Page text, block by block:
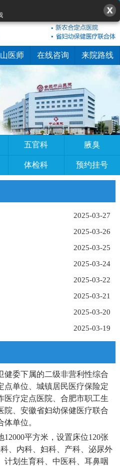
医师 在线咨询 来院路线
五官科 腋臭
体检科 预约挂号
2025-03-27
2025-03-26
2025-03-25
2025-03-24
2025-03-22
2025-03-21
2025-03-20
2025-03-19
健委下属的二级非营利性综合
点单位、城镇居民医疗保险定
医疗定点医院、合肥市职工生
院、安徽省妇幼保健医疗联合
单位。
12000平方米，设置床位120张
、内科、妇科、产科、泌尿外
计划生育科、中医科、耳鼻咽